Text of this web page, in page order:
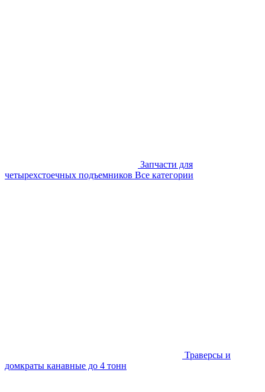
Запчасти для
четырехстоечных подъемников Все категории
Траверсы и
домкраты канавные до 4 тонн